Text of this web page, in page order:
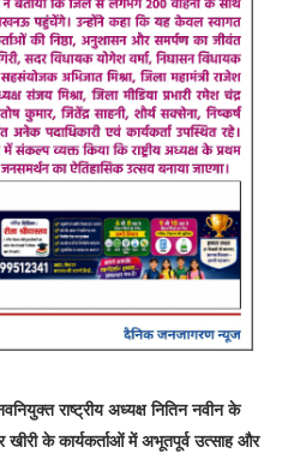
राष्ट्रीय अध्यक्ष नितिन नवीन के
के कार्यकर्ताओं में अभूतपूर्व उत्साह और